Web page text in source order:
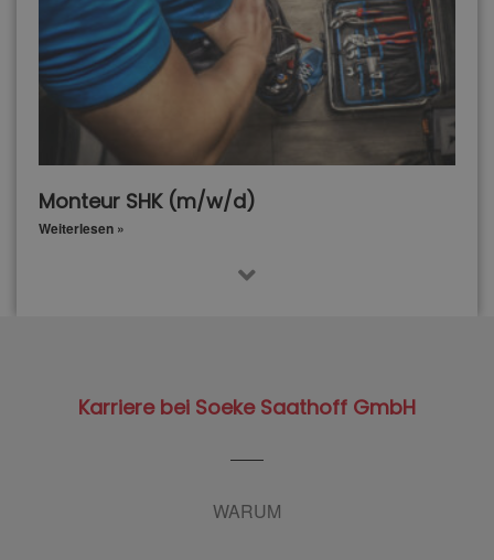
Monteur SHK (m/w/d)
Weiterlesen »
Karriere bei Soeke Saathoff GmbH
WARUM